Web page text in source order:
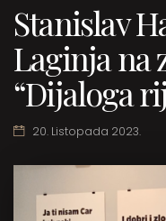
Stanislav
Laginja na
“Dijaloga
20. Listopada 2023.